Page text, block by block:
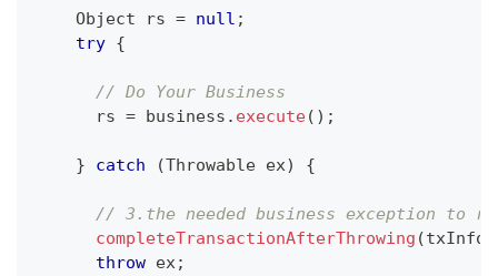
Object rs = null ;
try {
// Do Your Business
      rs
= business . execute( ) ;
} catch (Throwable ex) {
// 3.the needed business exception to
completeTransactionAfterThrowing (txInfo
throw ex;